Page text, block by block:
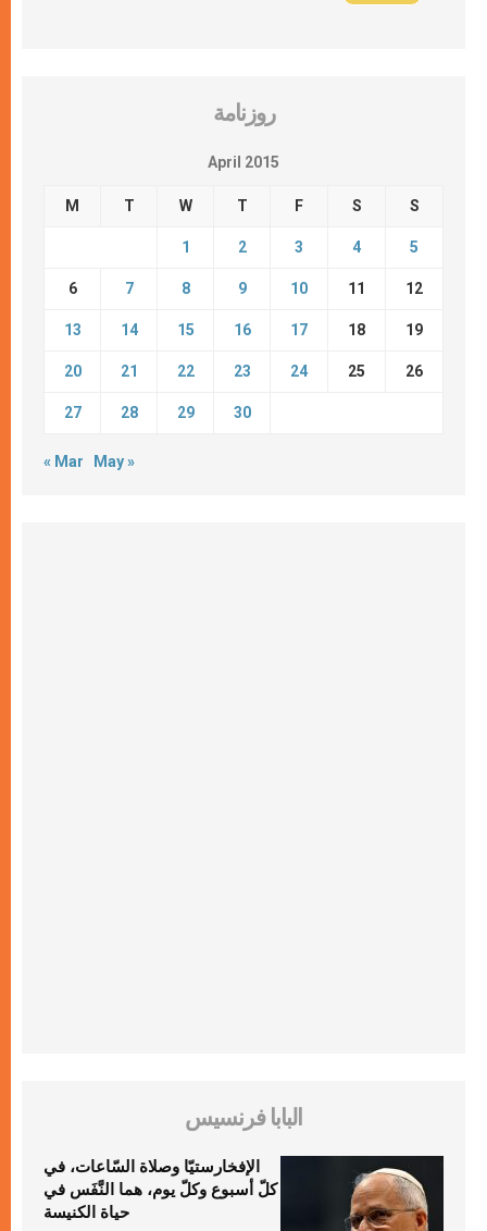
روزنامة
April 2015
M T W T F S S
1 2 3 4 5
6 7 8 9 10 11 12
13 14 15 16 17 18 19
20 21 22 23 24 25 26
27 28 29 30
« Mar May »
البابا فرنسيس
الإفخارستيّا وصلاة السّاعات، في
كلّ أسبوع وكلّ يوم، هما النَّفَس في
حياة الكنيسة